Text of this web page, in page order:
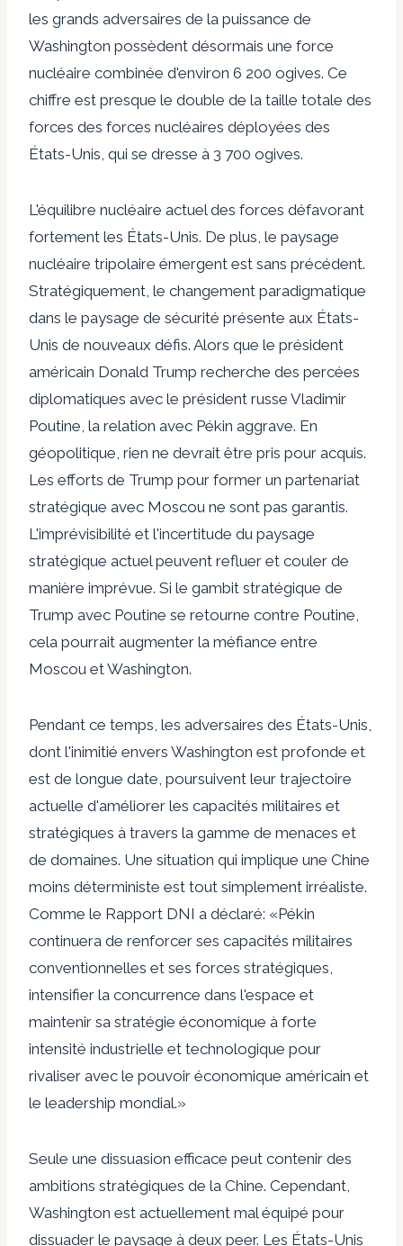
les grands adversaires de la puissance de
Washington possèdent désormais une force
nucléaire combinée d'environ 6 200 ogives. Ce
chiffre est presque le double de la taille totale des
forces des forces nucléaires déployées des
États-Unis, qui se dresse à 3 700 ogives.
L'équilibre nucléaire actuel des forces défavorant
fortement les États-Unis. De plus, le paysage
nucléaire tripolaire émergent est sans précédent.
Stratégiquement, le changement paradigmatique
dans le paysage de sécurité présente aux États-
Unis de nouveaux défis. Alors que le président
américain Donald Trump recherche des percées
diplomatiques avec le président russe Vladimir
Poutine, la relation avec Pékin aggrave. En
géopolitique, rien ne devrait être pris pour acquis.
Les efforts de Trump pour former un partenariat
stratégique avec Moscou ne sont pas garantis.
L'imprévisibilité et l'incertitude du paysage
stratégique actuel peuvent refluer et couler de
manière imprévue. Si le gambit stratégique de
Trump avec Poutine se retourne contre Poutine,
cela pourrait augmenter la méfiance entre
Moscou et Washington.
Pendant ce temps, les adversaires des États-Unis,
dont l'inimitié envers Washington est profonde et
est de longue date, poursuivent leur trajectoire
actuelle d'améliorer les capacités militaires et
stratégiques à travers la gamme de menaces et
de domaines. Une situation qui implique une Chine
moins déterministe est tout simplement irréaliste.
Comme le Rapport DNI a déclaré: «Pékin
continuera de renforcer ses capacités militaires
conventionnelles et ses forces stratégiques,
intensifier la concurrence dans l'espace et
maintenir sa stratégie économique à forte
intensité industrielle et technologique pour
rivaliser avec le pouvoir économique américain et
le leadership mondial.»
Seule une dissuasion efficace peut contenir des
ambitions stratégiques de la Chine. Cependant,
Washington est actuellement mal équipé pour
dissuader le paysage à deux peer. Les États-Unis